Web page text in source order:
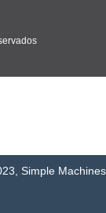
Simple Machines